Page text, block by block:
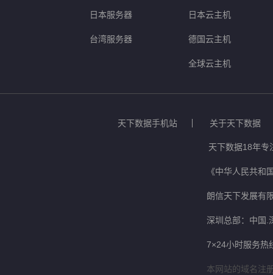
日本服务器
台湾服务器
日本云主机
德国云主机
全球云主机
天下数据手机站 关于天下数据
天下数据18年专
《中华人民共和
朗信天下发展有
深圳总部：中国.
7×24小时服务热
本网站的域名注